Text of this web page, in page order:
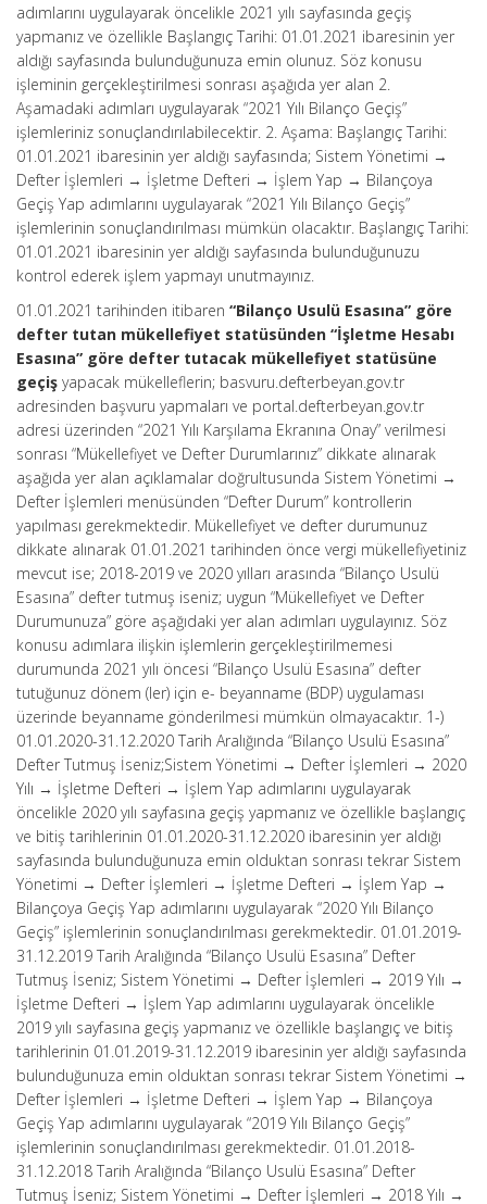
adımlarını uygulayarak öncelikle 2021 yılı sayfasında geçiş
yapmanız ve özellikle Başlangıç Tarihi: 01.01.2021 ibaresinin yer
aldığı sayfasında bulunduğunuza emin olunuz. Söz konusu
işleminin gerçekleştirilmesi sonrası aşağıda yer alan 2.
Aşamadaki adımları uygulayarak “2021 Yılı Bilanço Geçiş”
işlemleriniz sonuçlandırılabilecektir. 2. Aşama: Başlangıç Tarihi:
01.01.2021 ibaresinin yer aldığı sayfasında; Sistem Yönetimi →
Defter İşlemleri → İşletme Defteri → İşlem Yap → Bilançoya
Geçiş Yap adımlarını uygulayarak “2021 Yılı Bilanço Geçiş”
işlemlerinin sonuçlandırılması mümkün olacaktır. Başlangıç Tarihi:
01.01.2021 ibaresinin yer aldığı sayfasında bulunduğunuzu
kontrol ederek işlem yapmayı unutmayınız.
01.01.2021 tarihinden itibaren “Bilanço Usulü Esasına” göre
defter tutan mükellefiyet statüsünden “İşletme Hesabı
Esasına” göre defter tutacak mükellefiyet statüsüne
geçiş yapacak mükelleflerin; basvuru.defterbeyan.gov.tr
adresinden başvuru yapmaları ve portal.defterbeyan.gov.tr
adresi üzerinden “2021 Yılı Karşılama Ekranına Onay” verilmesi
sonrası “Mükellefiyet ve Defter Durumlarınız” dikkate alınarak
aşağıda yer alan açıklamalar doğrultusunda Sistem Yönetimi →
Defter İşlemleri menüsünden “Defter Durum” kontrollerin
yapılması gerekmektedir. Mükellefiyet ve defter durumunuz
dikkate alınarak 01.01.2021 tarihinden önce vergi mükellefiyetiniz
mevcut ise; 2018-2019 ve 2020 yılları arasında “Bilanço Usulü
Esasına” defter tutmuş iseniz; uygun “Mükellefiyet ve Defter
Durumunuza” göre aşağıdaki yer alan adımları uygulayınız. Söz
konusu adımlara ilişkin işlemlerin gerçekleştirilmemesi
durumunda 2021 yılı öncesi “Bilanço Usulü Esasına” defter
tutuğunuz dönem (ler) için e- beyanname (BDP) uygulaması
üzerinde beyanname gönderilmesi mümkün olmayacaktır. 1-)
01.01.2020-31.12.2020 Tarih Aralığında “Bilanço Usulü Esasına”
Defter Tutmuş İseniz;Sistem Yönetimi → Defter İşlemleri → 2020
Yılı → İşletme Defteri → İşlem Yap adımlarını uygulayarak
öncelikle 2020 yılı sayfasına geçiş yapmanız ve özellikle başlangıç
ve bitiş tarihlerinin 01.01.2020-31.12.2020 ibaresinin yer aldığı
sayfasında bulunduğunuza emin olduktan sonrası tekrar Sistem
Yönetimi → Defter İşlemleri → İşletme Defteri → İşlem Yap →
Bilançoya Geçiş Yap adımlarını uygulayarak “2020 Yılı Bilanço
Geçiş” işlemlerinin sonuçlandırılması gerekmektedir. 01.01.2019-
31.12.2019 Tarih Aralığında “Bilanço Usulü Esasına” Defter
Tutmuş İseniz; Sistem Yönetimi → Defter İşlemleri → 2019 Yılı →
İşletme Defteri → İşlem Yap adımlarını uygulayarak öncelikle
2019 yılı sayfasına geçiş yapmanız ve özellikle başlangıç ve bitiş
tarihlerinin 01.01.2019-31.12.2019 ibaresinin yer aldığı sayfasında
bulunduğunuza emin olduktan sonrası tekrar Sistem Yönetimi →
Defter İşlemleri → İşletme Defteri → İşlem Yap → Bilançoya
Geçiş Yap adımlarını uygulayarak “2019 Yılı Bilanço Geçiş”
işlemlerinin sonuçlandırılması gerekmektedir. 01.01.2018-
31.12.2018 Tarih Aralığında “Bilanço Usulü Esasına” Defter
Tutmuş İseniz; Sistem Yönetimi → Defter İşlemleri → 2018 Yılı →